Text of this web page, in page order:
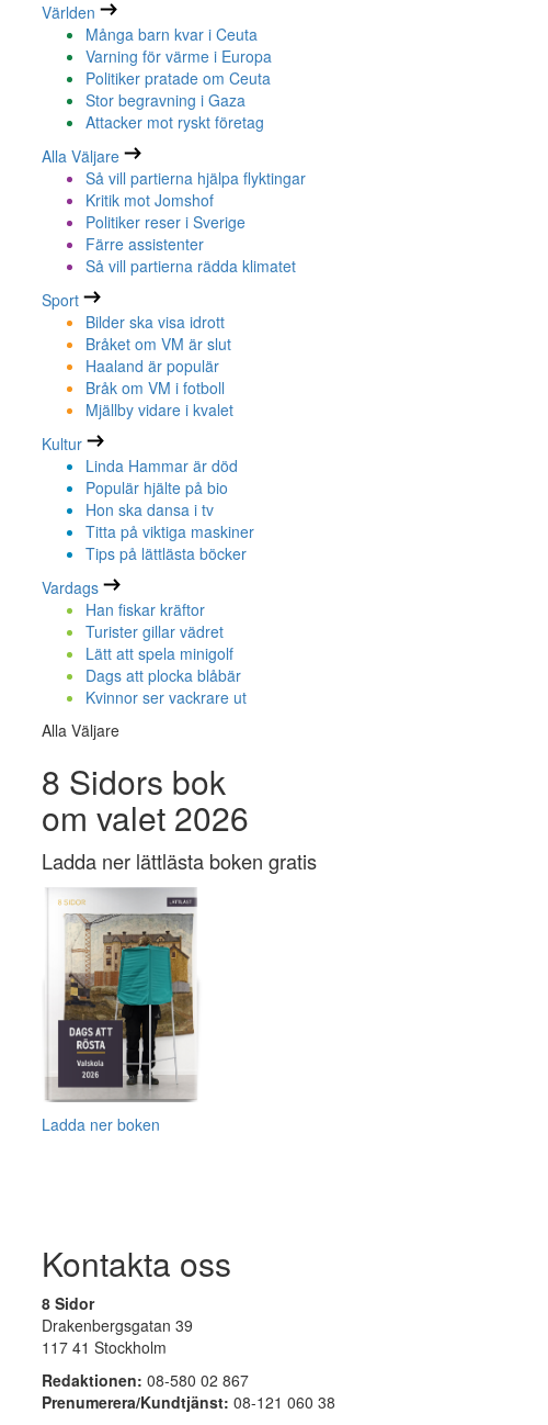
Världen
Många barn kvar i Ceuta
Varning för värme i Europa
Politiker pratade om Ceuta
Stor begravning i Gaza
Attacker mot ryskt företag
Alla Väljare
Så vill partierna hjälpa flyktingar
Kritik mot Jomshof
Politiker reser i Sverige
Färre assistenter
Så vill partierna rädda klimatet
Sport
Bilder ska visa idrott
Bråket om VM är slut
Haaland är populär
Bråk om VM i fotboll
Mjällby vidare i kvalet
Kultur
Linda Hammar är död
Populär hjälte på bio
Hon ska dansa i tv
Titta på viktiga maskiner
Tips på lättlästa böcker
Vardags
Han fiskar kräftor
Turister gillar vädret
Lätt att spela minigolf
Dags att plocka blåbär
Kvinnor ser vackrare ut
Alla Väljare
8 Sidors bok
om valet 2026
Ladda ner lättlästa boken gratis
Ladda ner boken
Kontakta oss
8 Sidor
Drakenbergsgatan 39
117 41 Stockholm
Redaktionen: 08-580 02 867
Prenumerera/Kundtjänst: 08-121 060 38